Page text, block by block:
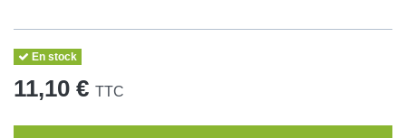
En stock
11,10 € TTC